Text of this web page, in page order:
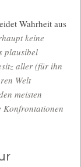
Wahrheit aus
keine
plausibel
aller (für ihn
Welt
meisten
Konfrontationen